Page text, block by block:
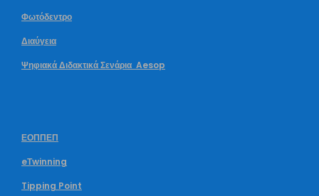
Φωτόδεντρο
Διαύγεια
Ψηφιακά Διδακτικά Σενάρια Aesop
ΕΟΠΠΕΠ
eΤwinning
Tipping Point